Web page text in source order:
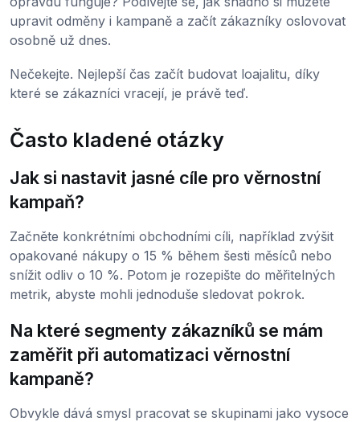
upravit odměny i kampaně a začít zákazníky oslovovat
osobně už dnes.
Nečekejte. Nejlepší čas začít budovat loajalitu, díky
které se zákazníci vracejí, je právě teď.
Často kladené otázky
Jak si nastavit jasné cíle pro věrnostní
kampaň?
Začněte konkrétními obchodními cíli, například zvýšit
opakované nákupy o 15 % během šesti měsíců nebo
snížit odliv o 10 %. Potom je rozepište do měřitelných
metrik, abyste mohli jednoduše sledovat pokrok.
Na které segmenty zákazníků se mám
zaměřit při automatizaci věrnostní
kampaně?
Obvykle dává smysl pracovat se skupinami jako vysoce